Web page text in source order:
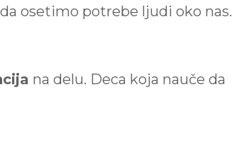
osetimo potrebe ljudi oko nas.
na delu. Deca koja nauče da